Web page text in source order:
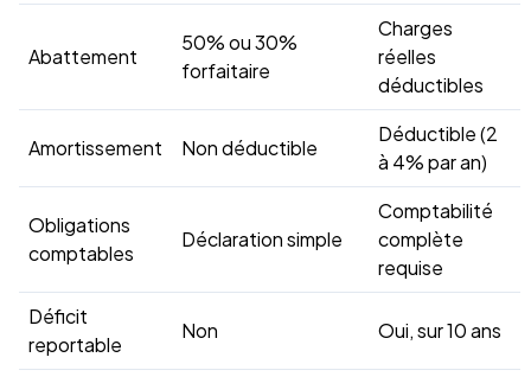
Abattement
50% ou 30%
forfaitaire
Charges
réelles
déductibles
Amortissement Non déductible
Déductible (2
à 4% par an)
Obligations
comptables
Déclaration simple
Comptabilité
complète
requise
Déficit
reportable
Non Oui, sur 10 ans